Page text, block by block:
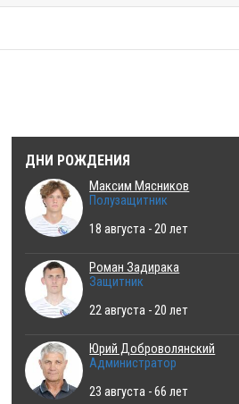
ДНИ РОЖДЕНИЯ
Максим Мясников
Полузащитник
18 августа - 20 лет
Роман Задирака
Защитник
22 августа - 20 лет
Юрий Доброволянский
Администратор
23 августа - 66 лет